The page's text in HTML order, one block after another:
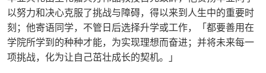
以努力和决心克服了挑战与障碍，得以来到人生中的重要时
刻；他寄语同学，不管日后选择升学或工作，「​都要善用在
学院所学到的种种才能，为实现理想而奋进；并将未来每一
项挑战，化为让自己茁壮成长的契机。」​